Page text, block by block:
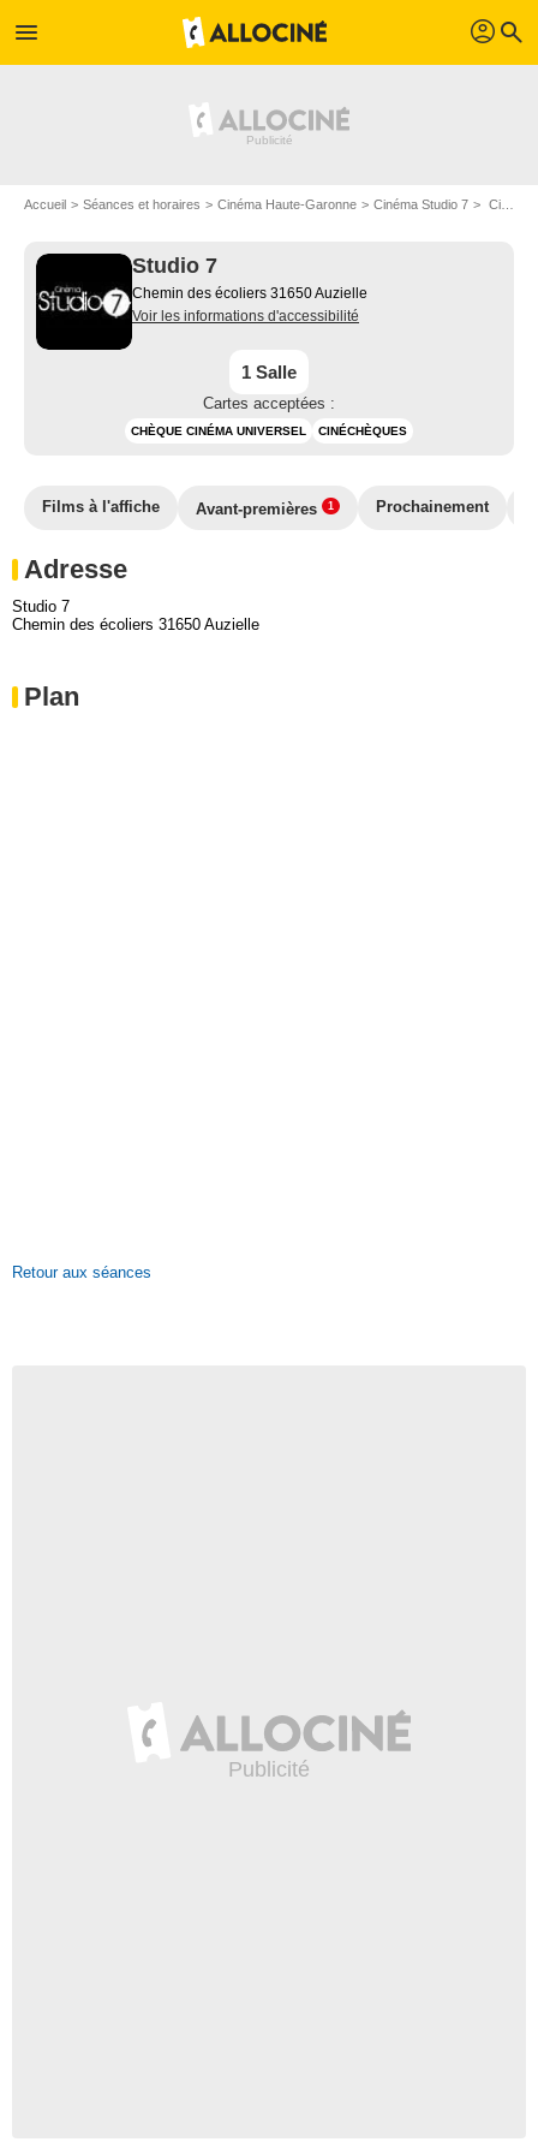
menu profil search
Accueil Séances et horaires Cinéma Haute-Garonne Cinéma Studio 7 Cinéma Studio 7: plan d'accès
Studio 7
Chemin des écoliers 31650 Auzielle
Voir les informations d'accessibilité
1 Salle
Cartes acceptées :
CHÈQUE CINÉMA UNIVERSEL CINÉCHÈQUES
Films à l'affiche Avant-premières 1 Prochainement
Adresse
Studio 7
Chemin des écoliers 31650 Auzielle
Plan
Retour aux séances